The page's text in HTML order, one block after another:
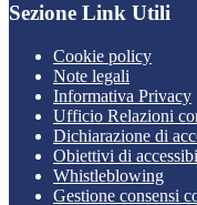
Sezione Link Utili
Cookie policy
Note legali
Informativa Privacy
Ufficio Relazioni
Dichiarazione di
Obiettivi di
Whistleblowing
Gestione consensi